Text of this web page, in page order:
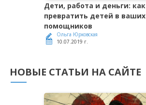
Дети, работа и деньги: как
превратить детей в ваших
помощников
Ольга Юрковская
10.07.2019 г.
НОВЫЕ СТАТЬИ НА САЙТЕ